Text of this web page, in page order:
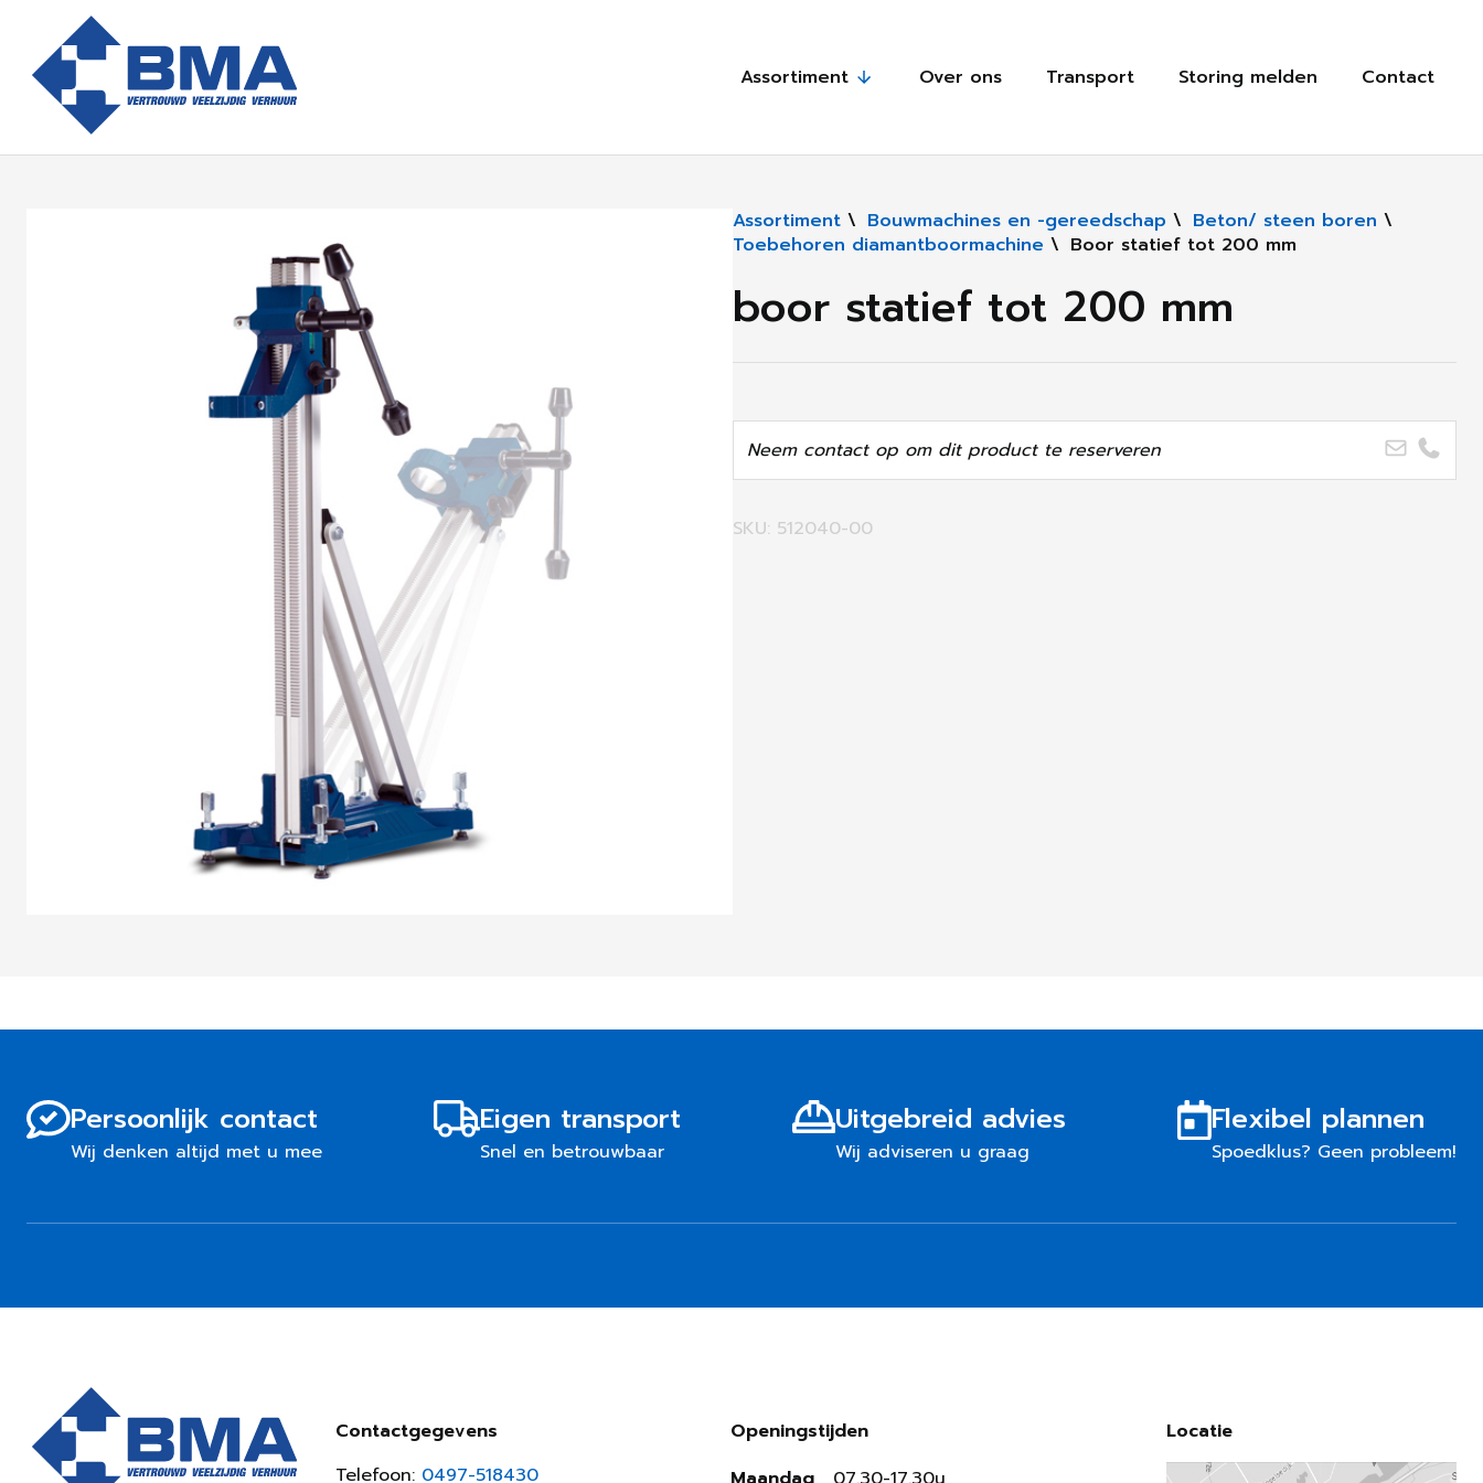
Assortiment Over ons Transport Storing melden Contact
Assortiment \ Bouwmachines en -gereedschap \ Beton/ steen boren \
Toebehoren diamantboormachine \ Boor statief tot 200 mm
boor statief tot 200 mm
Neem contact op om dit product te reserveren
SKU: 512040-00
Persoonlijk contact
Wij denken altijd met u mee
Eigen transport
Snel en betrouwbaar
Uitgebreid advies
Wij adviseren u graag
Flexibel plannen
Spoedklus? Geen probleem!
Contactgegevens
Telefoon: 0497-518430
Openingstijden
Locatie